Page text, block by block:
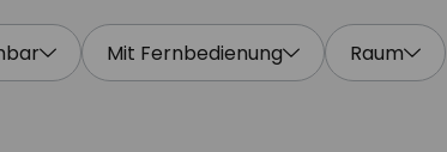
Mit Fernbedienung Raum